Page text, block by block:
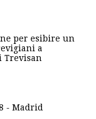
per esibire un
a
Trevisan